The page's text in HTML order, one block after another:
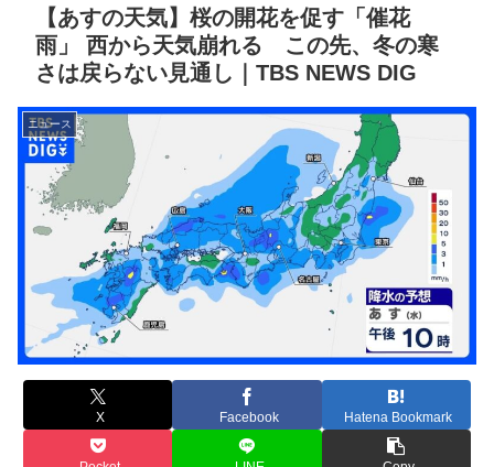
【あすの天気】桜の開花を促す「催花
雨」 西から天気崩れる この先、冬の寒
さは戻らない見通し｜TBS NEWS DIG
ニュース
X Facebook Hatena Bookmark